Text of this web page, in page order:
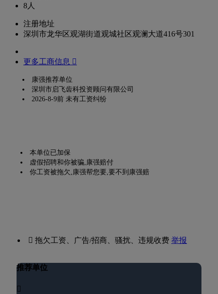
8人
注册地址
深圳市龙华区观湖街道观城社区观澜大道416号301
更多工商信息 
康强推荐单位
深圳市启飞齿科投资顾问有限公司
2026-8-9前 未有工资纠纷
本单位已加保
虚假招聘和你被骗,康强赔付
你工资被拖欠,康强帮您要,要不到康强赔
 拖欠工资、广告/招商、骚扰、违规收费举报
推荐单位
